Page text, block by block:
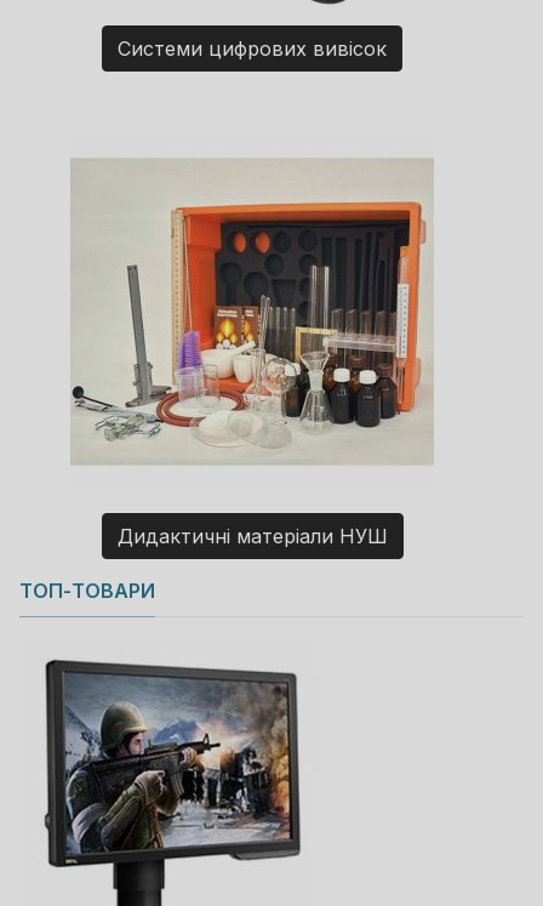
Системи цифрових вивісок
Дидактичні матеріали НУШ
Copyright MAXXmarketing GmbH
JoomShopping Download & Support
ТОП-ТОВАРИ